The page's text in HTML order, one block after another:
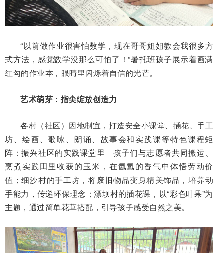
“以前做作业很害怕数学，现在哥哥姐姐教会我很多方
式方法，感觉数学没那么可怕了！”暑托班孩子展示着画满
红勾的作业本，眼睛里闪烁着自信的光芒。
艺术萌芽：指尖绽放创造力
各村（社区）因地制宜，打造安全小课堂、插花、手工
坊、绘画、歌咏、朗诵、故事会和实践课等特色课程矩
阵：振兴社区的实践课堂里，孩子们与志愿者共同搬运、
烹煮实践田里收获的玉米，在氤氲的香气中体悟劳动价
值；细沙村的手工坊，将废旧物品变身精美饰品，培养动
手能力，传递环保理念；漂坝村的插花课，以“彩色叶果”为
主题，通过简单花草搭配，引导孩子感受自然之美。